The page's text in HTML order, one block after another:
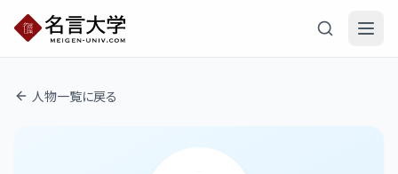
人物一覧に戻る